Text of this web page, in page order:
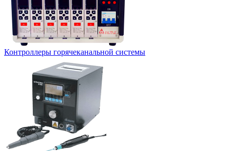
Контроллеры горячеканальной системы